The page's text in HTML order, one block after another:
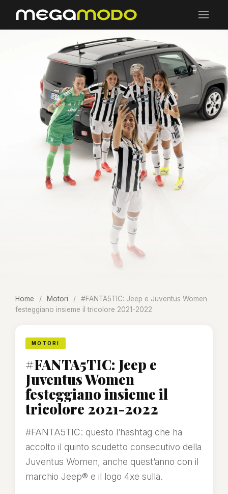
Home / Motori /
#FANTA5TIC: Jeep e Juventus Women
festeggiano insieme il tricolore 2021-2022
MOTORI
#FANTA5TIC: Jeep e
Juventus Women
festeggiano insieme il
tricolore 2021-2022
#FANTA5TIC: questo l’hashtag che ha
accolto il quinto scudetto consecutivo della
Juventus Women, anche quest’anno con il
marchio Jeep® e il logo 4xe sulla.